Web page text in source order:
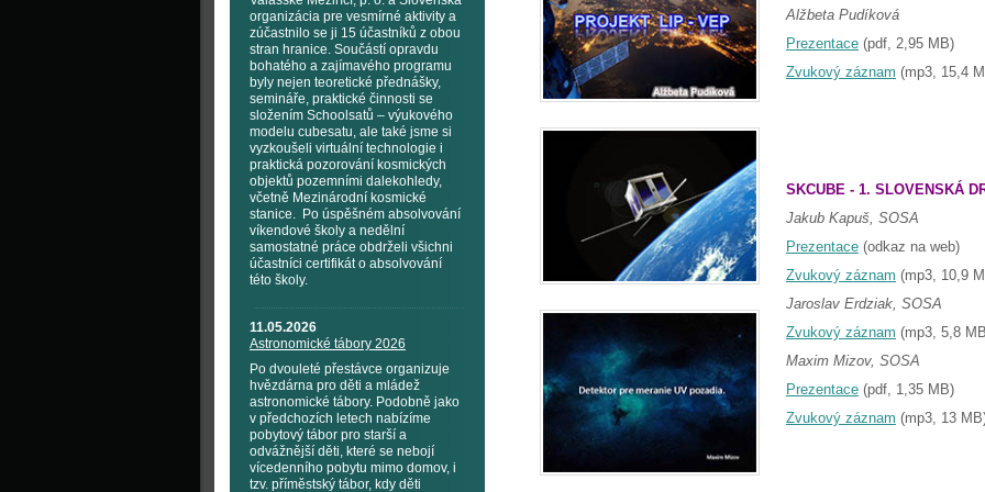
organizácia pre vesmírné aktivity a
zúčastnilo se ji 15 účastníků z obou
stran hranice. Součástí opravdu
bohatého a zajímavého programu
byly nejen teoretické přednášky,
semináře, praktické činnosti se
složením Schoolsatů – výukového
modelu cubesatu, ale také jsme si
vyzkoušeli virtuální technologie i
praktická pozorování kosmických
objektů pozemními dalekohledy,
včetně Mezinárodní kosmické
stanice. Po úspěšném absolvování
víkendové školy a nedělní
samostatné práce obdrželi všichni
účastníci certifikát o absolvování
této školy.
11.05.2026
Astronomické tábory 2026
Po dvouleté přestávce organizuje
hvězdárna pro děti a mládež
astronomické tábory. Podobně jako
v předchozích letech nabízíme
pobytový tábor pro starší a
odvážnější děti, které se nebojí
vícedenního pobytu mimo domov, i
tzv. příměstský tábor, kdy děti
Alžbeta Pudíková
Prezentace (pdf, 2,95 MB)
Zvukový záznam (mp3, 15,4
SKCUBE - 1. SLOVENSKÁ
Jakub Kapuš, SOSA
Prezentace (odkaz na web)
Zvukový záznam (mp3, 10,9
Jaroslav Erdziak, SOSA
Zvukový záznam (mp3, 5,8
Maxim Mizov, SOSA
Prezentace (pdf, 1,35 MB)
Zvukový záznam (mp3, 13